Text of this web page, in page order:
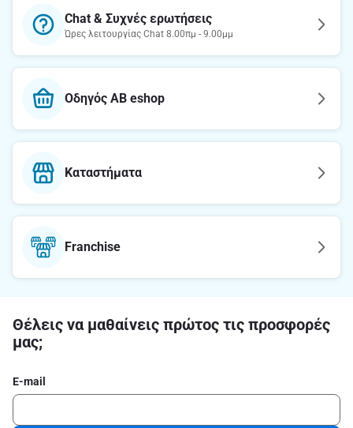
Chat & Συχνές ερωτήσεις
Ώρες λειτουργίας Chat 8.00πμ - 9.00μμ
Οδηγός AB eshop
Καταστήματα
Franchise
Θέλεις να μαθαίνεις πρώτος τις προσφορές
μας;
E-mail